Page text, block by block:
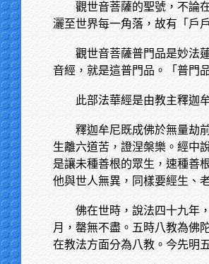
觀世音菩薩的聖號，不論
灑至世界每一角落，故有「戶
觀世音菩薩普門品是妙法
音經，就是這普門品。「普門
此部法華經是由教主釋迦
釋迦牟尼既成佛於無量劫
生離六道苦，證涅槃樂。經中
是讓未種善根的眾生，速種善
他與世人無異，同樣要經生、
佛在世時，說法四十九年
月，罄無不盡。五時八教為佛
在教法方面分為八教。今先明